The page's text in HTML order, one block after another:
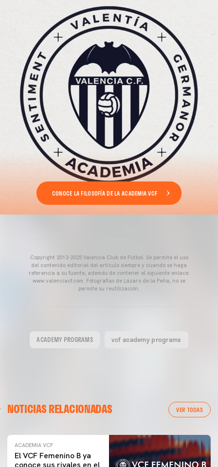
CONOCE LA FILOSOFÍA DE LA ACADEMIA VCF
Copyright 2013-2025 Valencia Club de Fútbol. Se permite el uso
del contenido editorial del artículo siempre y cuando se haga
referencia a su fuente, además de contener el siguiente enlace:
www.valenciacf.com. Fotografías de Lázaro de la Peña, no se
permite su reutilización.
ACADEMY PROGRAMS vcf academy programs
NOTICIAS RELACIONADAS VER TODAS
ACADEMIA VCF
El VCF Femenino B ya
conoce sus rivales en el